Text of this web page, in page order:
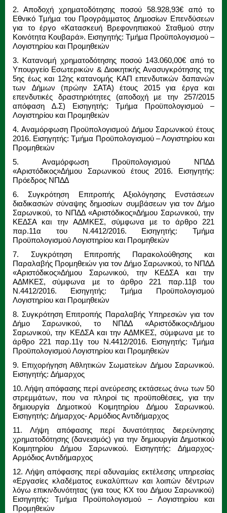
2. Αποδοχή χρηµατοδότησης ποσού 58.928,93€ από το
Εθνικό Τµήµα του Προγράµµατος ∆ηµοσίων Επενδύσεων
για το έργο «Κατασκευή Βρεφονηπιακού Σταθµού στην
Κοινότητα Κουβαρά». Εισηγητής: Τµήµα Προϋπολογισµού –
Λογιστηρίου και Προµηθειών
3. Κατανοµή χρηµατοδότησης ποσού 143.060,00€ από το
Υπουργείο Εσωτερικών & ∆ιοικητικής Ανασυγκρότησης της
5ης έως και 12ης κατανοµής ΚΑΠ επενδυτικών δαπανών
των ∆ήµων (πρώην ΣΑΤΑ) έτους 2015 για έργα και
επενδυτικές δραστηριότητες (αποδοχή µε την 257/2015
απόφαση ∆.Σ) Εισηγητής: Τµήµα Προϋπολογισµού –
Λογιστηρίου και Προµηθειών
4. Αναµόρφωση Προϋπολογισµού ∆ήµου Σαρωνικού έτους
2016. Εισηγητής: Τµήµα Προϋπολογισµού – Λογιστηρίου και
Προµηθειών
5. Αναµόρφωση Προϋπολογισµού ΝΠ∆∆
«Αριστόδικος»∆ήµου Σαρωνικού έτους 2016. Εισηγητής:
Πρόεδρος ΝΠ∆∆
6. Συγκρότηση Επιτροπής Αξιολόγησης Ενστάσεων
διαδικασιών σύναψης δηµοσίων συµβάσεων για τον ∆ήµο
Σαρωνικού, το ΝΠ∆∆ «Αριστόδικος»∆ήµου Σαρωνικού, την
ΚΕ∆ΣΑ και την Α∆ΜΚΕΣ, σύµφωνα µε το άρθρο 221
παρ.11α του Ν.4412/2016. Εισηγητής: Τμήμα
Προϋπολογισμού Λογιστηρίου και Προμηθειών
7. Συγκρότηση Επιτροπής Παρακολούθησης και
Παραλαβής Προµηθειών για τον ∆ήµο Σαρωνικού, το ΝΠ∆∆
«Αριστόδικος»∆ήµου Σαρωνικού, την ΚΕ∆ΣΑ και την
Α∆ΜΚΕΣ, σύµφωνα µε το άρθρο 221 παρ.11β του
Ν.4412/2016. Εισηγητής: Τµήµα Προϋπολογισµού
Λογιστηρίου και Προµηθειών
8. Συγκρότηση Επιτροπής Παραλαβής Υπηρεσιών για τον
∆ήµο Σαρωνικού, το ΝΠ∆∆ «Αριστόδικος»∆ήµου
Σαρωνικού, την ΚΕ∆ΣΑ και την Α∆ΜΚΕΣ, σύµφωνα µε το
άρθρο 221 παρ.11γ του Ν.4412/2016. Εισηγητής: Τµήµα
Προϋπολογισµού Λογιστηρίου και Προµηθειών
9. Επιχορήγηση Αθλητικών Σωµατείων ∆ήµου Σαρωνικού.
Εισηγητής: ∆ήµαρχος
10. Λήψη απόφασης περί ανεύρεσης εκτάσεως άνω των 50
στρεµµάτων, που να πληροί τις προϋποθέσεις, για την
δηµιουργία ∆ηµοτικού Κοιµητηρίου ∆ήµου Σαρωνικού.
Εισηγητής: ∆ήµαρχος- Αρµόδιος Αντιδήµαρχος
11. Λήψη απόφασης περί δυνατότητας διερεύνησης
χρηµατοδότησης (δανεισµός) για την δηµιουργία ∆ηµοτικού
Κοιµητηρίου ∆ήµου Σαρωνικού. Εισηγητής: ∆ήµαρχος-
Αρµόδιος Αντιδήµαρχος
12. Λήψη απόφασης περί αδυναµίας εκτέλεσης υπηρεσίας
«Εργασίες κλαδέµατος ευκαλύπτων και λοιπών δέντρων
λόγω επικινδυνότητας (για τους ΚΧ του ∆ήµου Σαρωνικού)
Εισηγητής: Τµήµα Προϋπολογισµού – Λογιστηρίου και
Προµηθειών